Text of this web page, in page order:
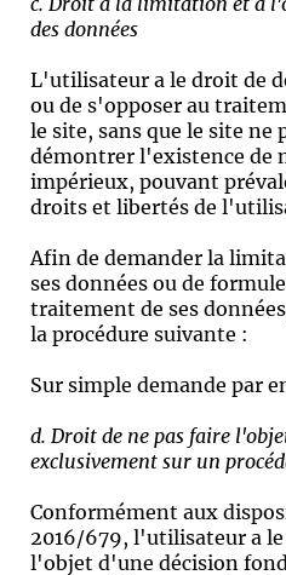
des données
L'utilisateur a le droit de
ou de s'opposer au
le site, sans que le site ne
démontrer l'existence de
impérieux, pouvant
droits et libertés de
Afin de demander la
ses données ou de
traitement de ses
la procédure suivante :
Sur simple demande par
d. Droit de ne pas faire
exclusivement sur un
Conformément aux
2016/679, l'utilisateur a
l'objet d'une décision